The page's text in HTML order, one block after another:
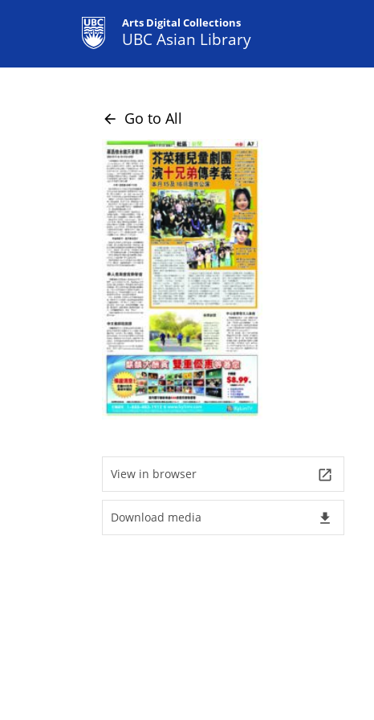
Arts Digital Collections
UBC Asian Library
arrow_back Go to All
View in browser launch
Download media file_download